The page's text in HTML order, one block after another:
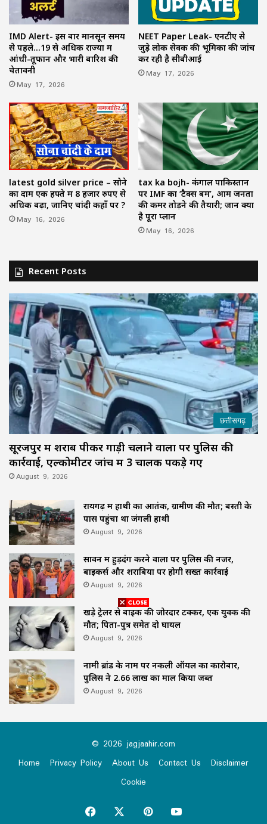
IMD Alert- इस बार मानसून समय
से पहले…19 से अधिक राज्यों में
आंधी-तूफान और भारी बारिश की
चेतावनी
May 17, 2026
NEET Paper Leak- एनटीए से
जुड़े लोक सेवक की भूमिका की जांच
कर रही है सीबीआई
May 17, 2026
latest gold silver price – सोने
का दाम एक हफ्ते में 8 हजार रुपए से
अधिक बढ़ा, जानिए चांदी कहाँ पर ?
May 16, 2026
tax ka bojh- कंगाल पाकिस्तान
पर IMF का ‘टैक्स बम’, आम जनता
की कमर तोड़ने की तैयारी; जानें क्या
है पूरा प्लान
May 16, 2026
Recent Posts
छत्तीसगढ़
सूरजपुर में शराब पीकर गाड़ी चलाने वालों पर पुलिस की
कार्रवाई, एल्कोमीटर जांच में 3 चालक पकड़े गए
August 9, 2026
रायगढ़ में हाथी का आतंक, ग्रामीण की मौत; बस्ती के
पास पहुंचा था जंगली हाथी
August 9, 2026
सावन में हुड़दंग करने वालों पर पुलिस की नजर,
बाइकर्स और शराबियों पर होगी सख्त कार्रवाई
August 9, 2026
खड़े ट्रेलर से बाइक की जोरदार टक्कर, एक युवक की
मौत; पिता-पुत्र समेत दो घायल
August 9, 2026
नामी ब्रांड के नाम पर नकली ऑयल का कारोबार,
पुलिस ने 2.66 लाख का माल किया जब्त
August 9, 2026
© 2026 jagjaahir.com
Home
Privacy Policy About Us Contact Us
Disclaimer
Cookie
Facebook PinterestYouTube